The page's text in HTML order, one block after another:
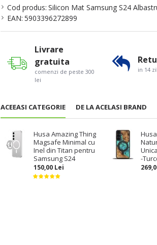
Cod produs: Silicon Mat Samsung S24
EAN: 5903396272899
ACEEASI CATEGORIE DE LA ACELASI BRAND
Husa Amazing Thing
Magsafe Minimal cu
Inel din Titan pentru
Samsung S24
150,00 Lei
-
Livrare
gratuita
comenzi de peste 300
lei
in 14